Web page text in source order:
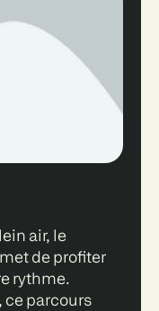
air, le
de profiter
rythme.
ce parcours